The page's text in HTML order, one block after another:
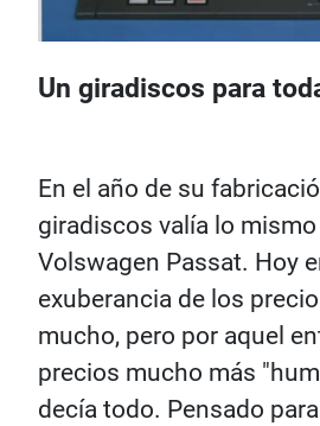
Un giradiscos para
En el año de su
giradiscos valía lo
Volswagen Passat. Hoy
exuberancia de los
mucho, pero por aquel
precios mucho más
decía todo. Pensado